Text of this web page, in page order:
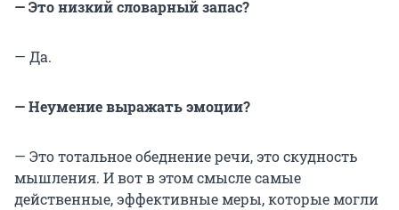
— Это низкий словарный запас?
— Да.
— Неумение выражать эмоции?
— Это тотальное обеднение речи, это скудность
мышления. И вот в этом смысле самые
действенные, эффективные меры, которые могли